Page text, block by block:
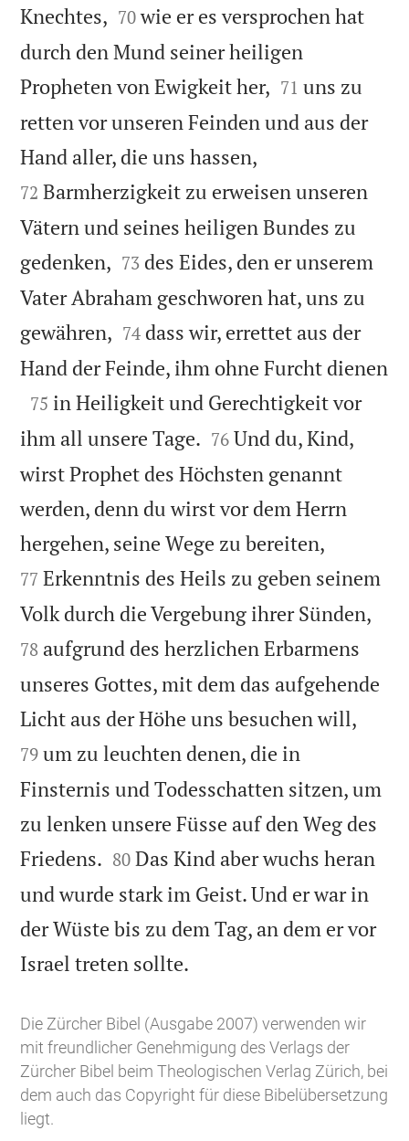
Knechtes, 

70 wie er es versprochen hat
durch den Mund seiner heiligen
Propheten von Ewigkeit her, 

71 uns zu
retten vor unseren Feinden und aus der
Hand aller, die uns hassen,
72 Barmherzigkeit zu erweisen unseren
Vätern und seines heiligen Bundes zu
gedenken, 

73 des Eides, den er unserem
Vater Abraham geschworen hat, uns zu
gewähren, 

74 dass wir, errettet aus der
Hand der Feinde, ihm ohne Furcht dienen

75 in Heiligkeit und Gerechtigkeit vor
ihm all unsere Tage. 

76 Und du, Kind,
wirst Prophet des Höchsten genannt
werden, denn du wirst vor dem Herrn
hergehen, seine Wege zu bereiten,
77 Erkenntnis des Heils zu geben seinem
Volk durch die Vergebung ihrer Sünden,
78 aufgrund des herzlichen Erbarmens
unseres Gottes, mit dem das aufgehende
Licht aus der Höhe uns besuchen will,
79 um zu leuchten denen, die in
Finsternis und Todesschatten sitzen, um
zu lenken unsere Füsse auf den Weg des
Friedens. 

80 Das Kind aber wuchs heran
und wurde stark im Geist. Und er war in
der Wüste bis zu dem Tag, an dem er vor
Israel treten sollte.
Die Zürcher Bibel (Ausgabe 2007) verwenden wir
mit freundlicher Genehmigung des Verlags der
Zürcher Bibel beim Theologischen Verlag Zürich, bei
dem auch das Copyright für diese Bibelübersetzung
liegt.